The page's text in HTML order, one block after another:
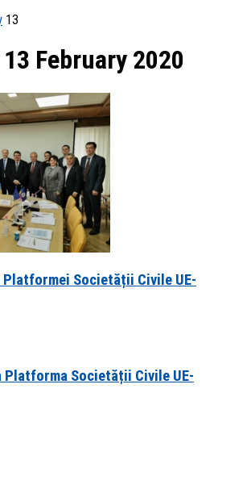
13
February 2020
Platformei Societății Civile UE-
Platforma Societății Civile UE-